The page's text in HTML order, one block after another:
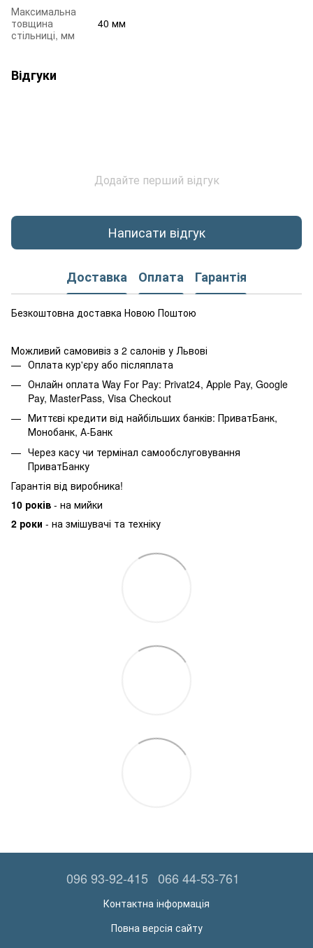
Максимальна
товщина
стільниці, мм
40 мм
Відгуки
Додайте перший відгук
Написати відгук
Доставка Оплата Гарантія
Безкоштовна доставка Новою Поштою
Можливий самовивіз з 2 салонів у Львові
Оплата кур'єру або післяплата
Онлайн оплата Way For Pay: Privat24, Apple Pay, Google
Pay, MasterPass, Visa Checkout
Миттєві кредити від найбільших банків: ПриватБанк,
Монобанк, А-Банк
Через касу чи термінал самообслуговування
ПриватБанку
Гарантія від виробника!
10 років - на мийки
2 роки - на змішувачі та техніку
096 93-92-415 066 44-53-761
Контактна інформація
Повна версія сайту